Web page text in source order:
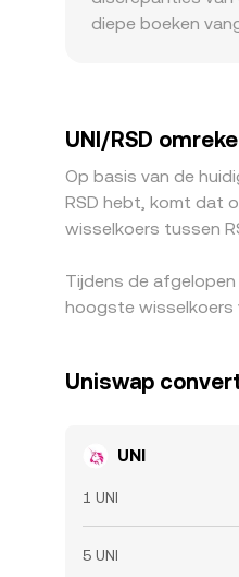
en aanbod zoals
diepe boeken
UNI/
transactiekosten,
tussen beurzen
UNI/RSD
Op basis van de
RSD hebt, komt dat
wisselkoers tussen
Tijdens de
hoogste wisselkoers
Uniswap
UNI
1 UNI
5 UNI